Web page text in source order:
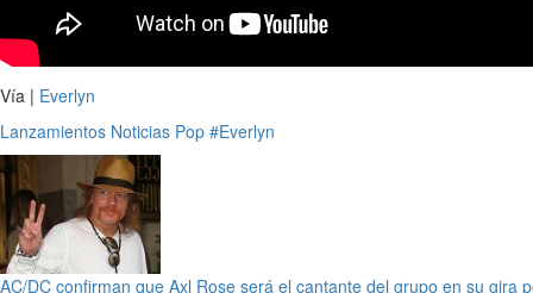
Vía | Everlyn
Lanzamientos Noticias Pop #Everlyn
AC/DC confirman que Axl Rose será el cantante del grupo en su gira